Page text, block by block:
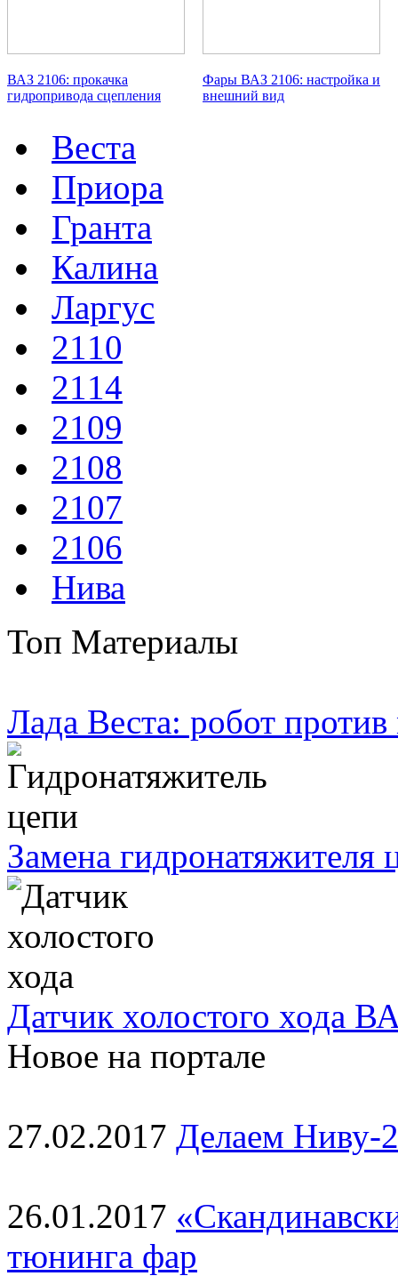
ВАЗ 2106: прокачка
гидропривода сцепления
Фары ВАЗ 2106: настройка и
внешний вид
Веста
Приора
Гранта
Калина
Ларгус
2110
2114
2109
2108
2107
2106
Нива
Топ Материалы
Лада Веста: робот
Замена
Датчик холостого хода
Новое на портале
27.02.2017 Делаем Ниву-
26.01.2017
тюнинга фар